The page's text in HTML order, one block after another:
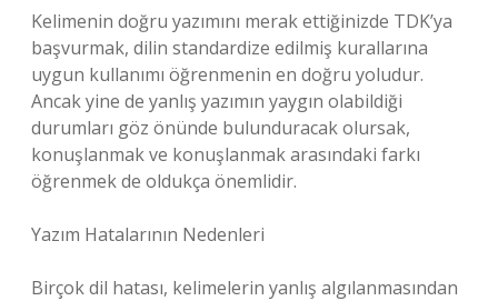
Kelimenin doğru yazımını merak ettiğinizde TDK’ya
başvurmak, dilin standardize edilmiş kurallarına
uygun kullanımı öğrenmenin en doğru yoludur.
Ancak yine de yanlış yazımın yaygın olabildiği
durumları göz önünde bulunduracak olursak,
konuşlanmak ve konuşlanmak arasındaki farkı
öğrenmek de oldukça önemlidir.
Yazım Hatalarının Nedenleri
Birçok dil hatası, kelimelerin yanlış algılanmasından